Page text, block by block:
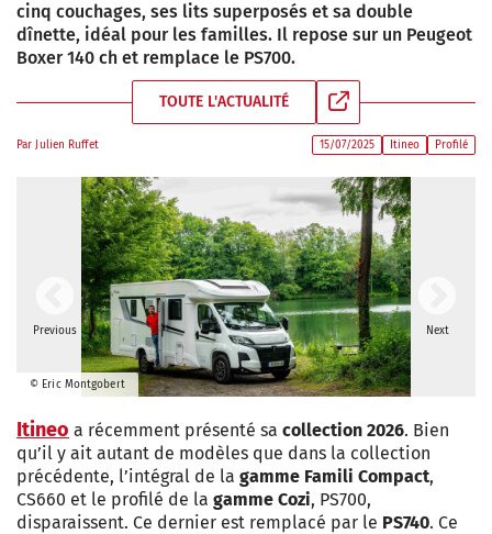
cinq couchages, ses lits superposés et sa double
dînette, idéal pour les familles. Il repose sur un Peugeot
Boxer 140 ch et remplace le PS700.
TOUTE L'ACTUALITÉ
Par Julien Ruffet 15/07/2025 Itineo Profilé
Previous
© Eric Montgobert
Next
Itineo a récemment présenté sa collection 2026. Bien
qu’il y ait autant de modèles que dans la collection
précédente, l’intégral de la gamme Famili Compact,
CS660 et le profilé de la gamme Cozi, PS700,
disparaissent. Ce dernier est remplacé par le PS740. Ce